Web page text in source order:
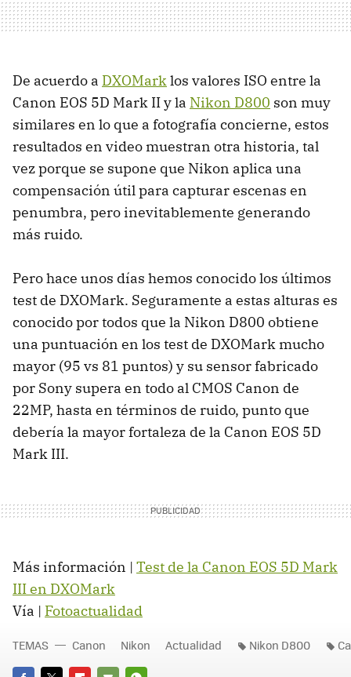
De acuerdo a DXOMarklos valores ISO entre la
Canon EOS 5D Mark II y la Nikon D800 son muy
similares en lo que a fotografía concierne, estos
resultados en video muestran otra historia, tal
vez porque se supone que Nikon aplica una
compensación útil para capturar escenas en
penumbra, pero inevitablemente generando
más ruido.
Pero hace unos días hemos conocido los últimos
test de DXOMark. Seguramente a estas alturas es
conocido por todos que la Nikon D800 obtiene
una puntuación en los test de DXOMark mucho
mayor (95 vs 81 puntos) y su sensor fabricado
por Sony supera en todo al CMOS Canon de
22MP, hasta en términos de ruido, punto que
debería la mayor fortaleza de la Canon EOS 5D
Mark III.
Más información | Test de la Canon EOS 5D Mark
IIIen DXOMark
Vía | Fotoactualidad
TEMAS Canon Nikon Actualidad Nikon D800